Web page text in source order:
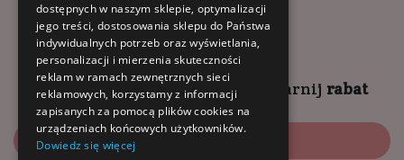
9:00 - 18:00 (pon-pt)
10:00 - 14:00 (sob)
Zapisz się naNEWSLETTER zgarnij rabat
Zapisz się
dostępnych w naszym sklepie, optymalizacji
jego treści, dostosowania sklepu do Państwa
indywidualnych potrzeb oraz wyświetlania,
personalizacji i mierzenia skuteczności
reklam w ramach zewnętrznych sieci
reklamowych, korzystamy z informacji
zapisanych za pomocą plików cookies na
urządzeniach końcowych użytkowników.
Dowiedz się więcej